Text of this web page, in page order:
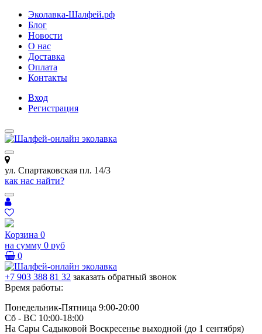
Эколавка-Шалфей.рф
Блог
Новости
О нас
Доставка
Оплата
Контакты
Вход
Регистрация
ул. Спартаковская пл. 14/3
как нас найти?
Корзина 0
на сумму 0 руб
0
+7 903 388 81 32 заказать обратный звонок
Время работы:
Понедельник-Пятница 9:00-20:00
Сб - ВС 10:00-18:00
На Сары Садыковой Воскресенье выходной (до 1 сентября)